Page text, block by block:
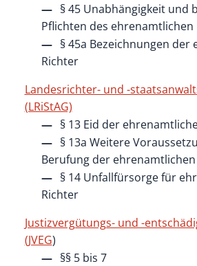
§ 45 Unabhängigkeit und
Pflichten des ehrenamtlichen
§ 45a Bezeichnungen der
Richter
Landesrichter- und -
(LRiStAG)
§ 13 Eid der
§ 13a Weitere
Berufung der
§ 14 Unfallfürsorge für
Richter
Justizvergütungs- und -
(JVEG)
§§ 5 bis 7